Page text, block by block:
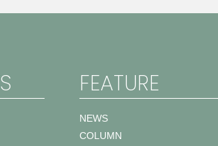
FEATURE
NEWS
COLUMN